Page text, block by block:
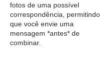
fotos de uma possível
correspondência, permitindo
que você envie uma
mensagem *antes* de
combinar.